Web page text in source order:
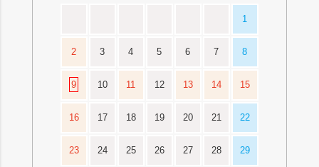
1
2 3 4 5 6 7 8
9 10 11 12 13 14 15
16 17 18 19 20 21 22
23 24 25 26 27 28 29